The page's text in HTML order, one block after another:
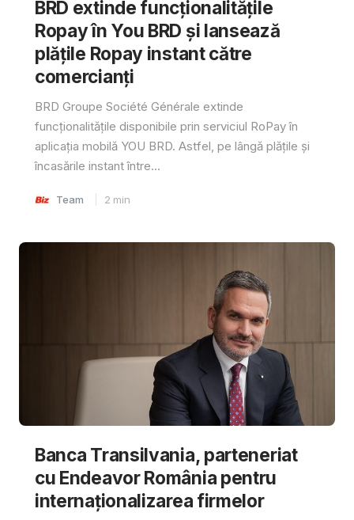
BRD extinde funcționalitățile
Ropay în You BRD și lansează
plățile Ropay instant către
comercianți
BRD Groupe Société Générale extinde
funcționalitățile disponibile prin serviciul RoPay în
aplicația mobilă YOU BRD. Astfel, pe lângă plățile și
încasările instant între...
Team 2 min
Banca Transilvania, parteneriat
cu Endeavor România pentru
internaționalizarea firmelor